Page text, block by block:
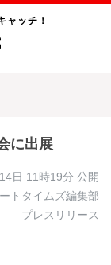
ャッチ！
に出展
日 11時19分 公開
トタイムズ編集部
プレスリリース